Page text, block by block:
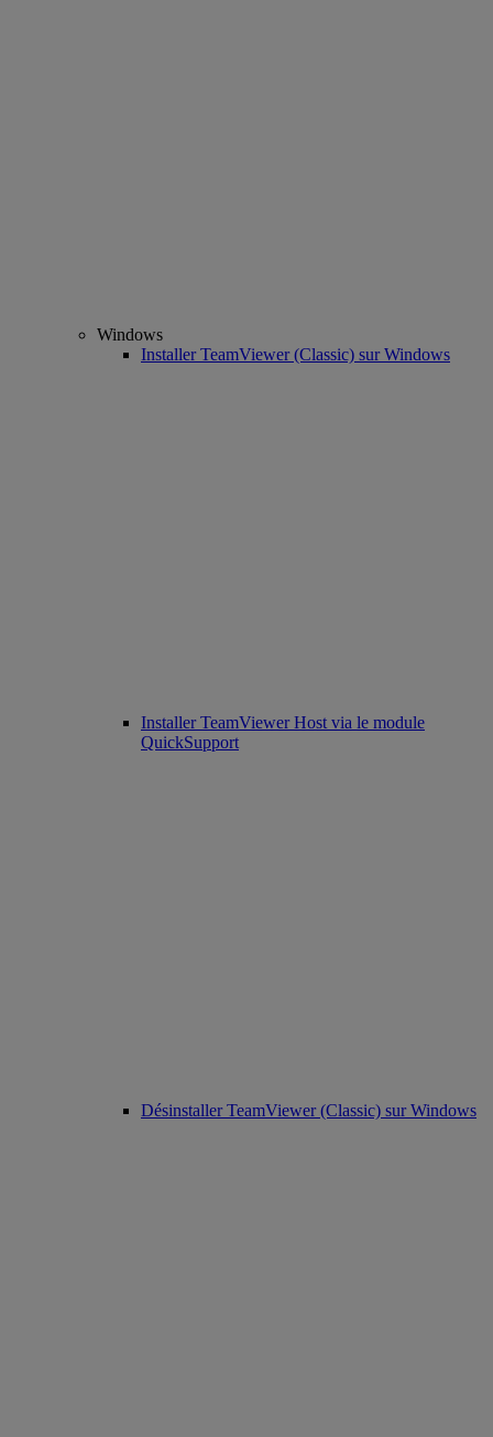
Windows
Installer TeamViewer (Classic) sur Windows
Installer TeamViewer Host via le module
QuickSupport
Désinstaller TeamViewer (Classic) sur Windows